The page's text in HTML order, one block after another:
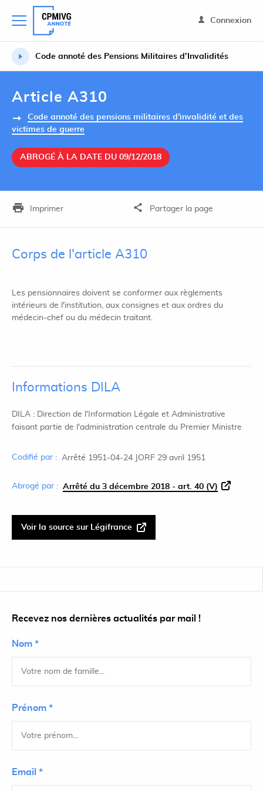
Connexion
Code annoté des Pensions Militaires d’Invalidités
Article A310
Code annoté des pensions militaires d'invalidité et des
victimes de guerre
ABROGÉ À LA DATE DU 09/12/2018
Imprimer Partager la page
Corps de l'article A310
Les pensionnaires doivent se conformer aux règlements
intérieurs de l'institution, aux consignes et aux ordres du
médecin-chef ou du médecin traitant.
Informations DILA
DILA : Direction de l'Information Légale et Administrative
faisant partie de l'administration centrale du Premier Ministre
Codifié par : Arrêté 1951-04-24 JORF 29 avril 1951
Abrogé par : Arrêté du 3 décembre 2018 - art. 40 (V)
Voir la source sur Légifrance
Recevez nos dernières actualités par mail !
Nom *
Prénom *
Email *